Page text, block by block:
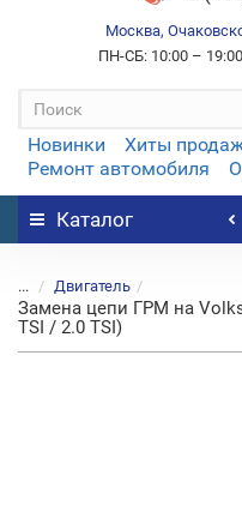
Москва,
ПН-СБ: 10:00 –
Новинки Хиты
Ремонт автомобиля
Каталог
... Двигатель
Замена цепи ГРМ на
TSI / 2.0 TSI)